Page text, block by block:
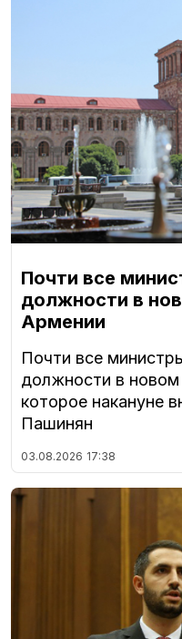
Почти все
должности в
Армении
Почти все
должности в новом
которое накануне
Пашинян
03.08.2026 17:38